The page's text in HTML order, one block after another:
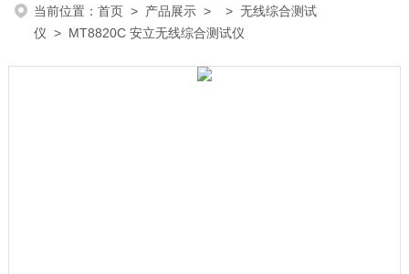
当前位置：首页 > 产品展示 > >无线综合测试
仪 > MT8820C 安立无线综合测试仪